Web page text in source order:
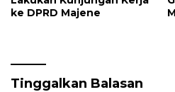
ke DPRD Majene
Tinggalkan Balasan